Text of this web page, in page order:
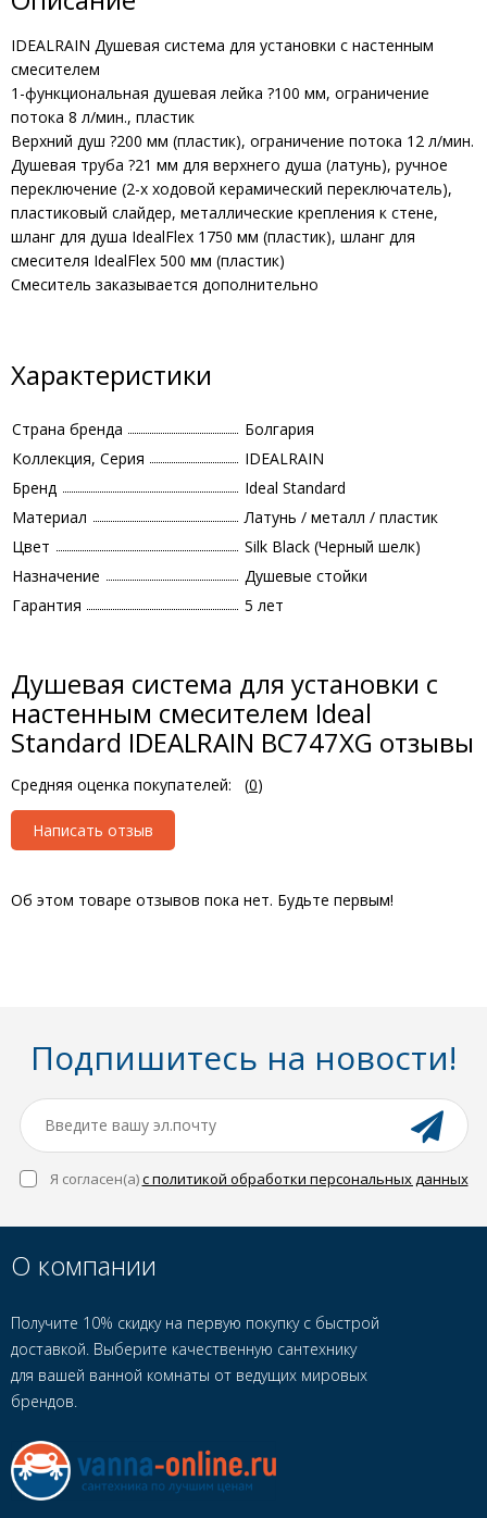
IDEALRAIN Душевая система для установки с настенным
смесителем
1-функциональная душевая лейка ?100 мм, ограничение
потока 8 л/мин., пластик
Верхний душ ?200 мм (пластик), ограничение потока 12 л/мин.
Душевая труба ?21 мм для верхнего душа (латунь), ручное
переключение (2-х ходовой керамический переключатель),
пластиковый слайдер, металлические крепления к стене,
шланг для душа IdealFlex 1750 мм (пластик), шланг для
смесителя IdealFlex 500 мм (пластик)
Смеситель заказывается дополнительно
Характеристики
Страна бренда
Болгария
Коллекция, Серия
IDEALRAIN
Бренд
Ideal Standard
Материал
Латунь / металл / пластик
Цвет
Silk Black (Черный шелк)
Назначение
Душевые стойки
Гарантия
5 лет
Душевая система для установки с
настенным смесителем Ideal
Standard IDEALRAIN BC747XG отзывы
Средняя оценка покупателей: (0)
Написать отзыв
Об этом товаре отзывов пока нет. Будьте первым!
Подпишитесь на новости!
Я согласен(a)с политикой обработки персональных данных
О компании
Получите 10% скидку на первую покупку с быстрой
доставкой. Выберите качественную сантехнику
для вашей ванной комнаты от ведущих мировых
брендов.